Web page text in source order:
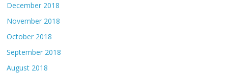
December 2018
November 2018
October 2018
September 2018
August 2018